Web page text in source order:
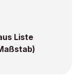
Liste